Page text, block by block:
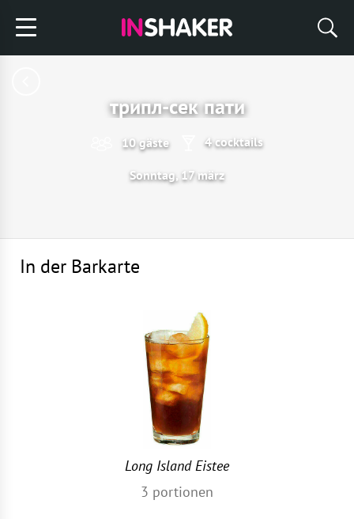
трипл-сек пати
10 gäste 4 cocktails
Sonntag, 17 märz
In der Barkarte
Long Island Eistee
3 portionen